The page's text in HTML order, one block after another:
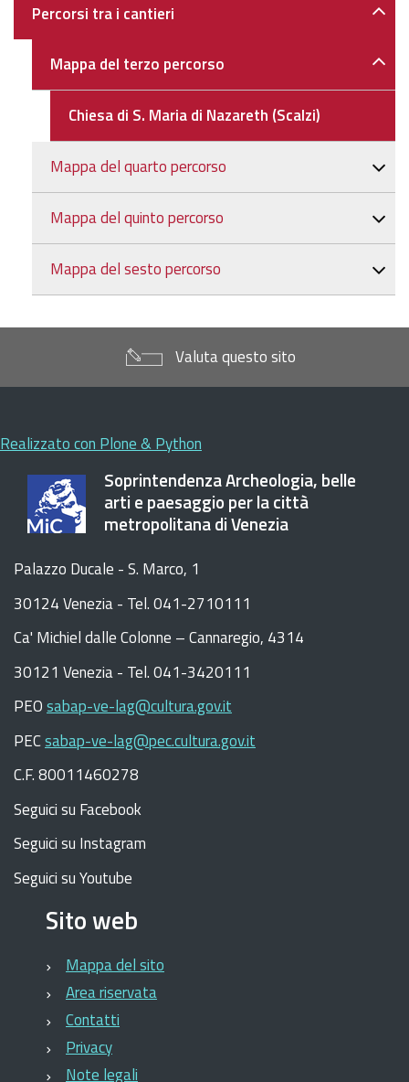
Percorsi tra i cantieri
Mappa del terzo percorso
Chiesa di S. Maria di Nazareth (Scalzi)
Mappa del quarto percorso
Mappa del quinto percorso
Mappa del sesto percorso
Valuta questo sito
Realizzato con Plone & Python
Soprintendenza Archeologia, belle
arti e paesaggio per la città
metropolitana di Venezia
Palazzo Ducale - S. Marco, 1
30124 Venezia - Tel. 041-2710111
Ca' Michiel dalle Colonne – Cannaregio, 4314
30121 Venezia - Tel. 041-3420111
PEOsabap-ve-lag@cultura.gov.it
PECsabap-ve-lag@pec.cultura.gov.it
C.F. 80011460278
Seguici su Facebook
Seguici su Instagram
Seguici su Youtube
Sito web
Mappa del sito
Area riservata
Contatti
Privacy
Note legali